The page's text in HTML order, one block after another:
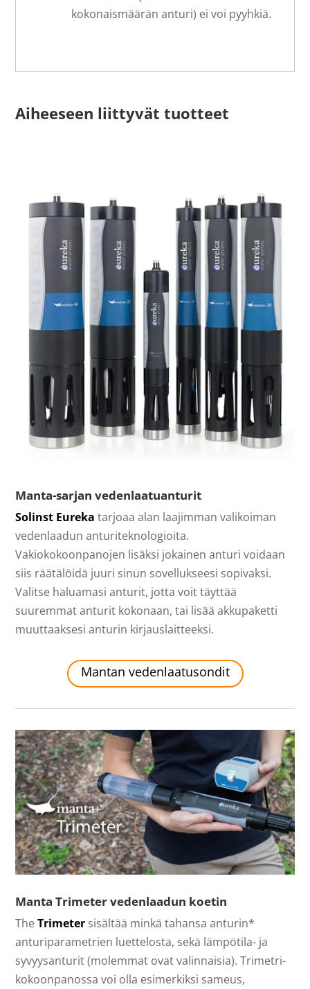
kokonaismäärän anturi) ei voi pyyhkiä.
Aiheeseen liittyvät tuotteet
Manta-sarjan vedenlaatuanturit
Solinst Eureka tarjoaa alan laajimman valikoiman
vedenlaadun anturiteknologioita.
Vakiokokoonpanojen lisäksi jokainen anturi voidaan
siis räätälöidä juuri sinun sovellukseesi sopivaksi.
Valitse haluamasi anturit, jotta voit täyttää
suuremmat anturit kokonaan, tai lisää akkupaketti
muuttaaksesi anturin kirjauslaitteeksi.
Mantan vedenlaatusondit
Manta Trimeter vedenlaadun koetin
TheTrimeter sisältää minkä tahansa anturin*
anturiparametrien luettelosta, sekä lämpötila- ja
syvyysanturit (molemmat ovat valinnaisia). Trimetri-
kokoonpanossa voi olla esimerkiksi sameus,